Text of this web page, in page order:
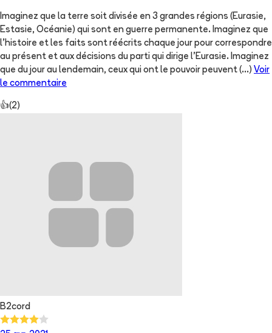
Imaginez que la terre soit divisée en 3 grandes régions (Eurasie,
Estasie, Océanie) qui sont en guerre permanente. Imaginez que
l'histoire et les faits sont réécrits chaque jour pour correspondre
au présent et aux décisions du parti qui dirige l'Eurasie. Imaginez
que du jour au lendemain, ceux qui ont le pouvoir peuvent (...) Voir
le commentaire
👍(2)
B2cord